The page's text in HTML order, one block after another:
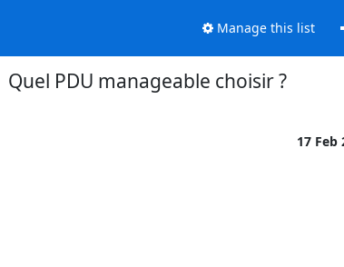
Manage this list
Quel PDU manageable choisir ?
17 Feb